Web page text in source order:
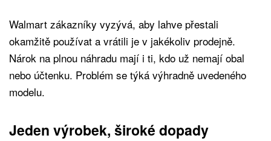
Walmart zákazníky vyzývá, aby lahve přestali
okamžitě používat a vrátili je v jakékoliv prodejně.
Nárok na plnou náhradu mají i ti, kdo už nemají obal
nebo účtenku. Problém se týká výhradně uvedeného
modelu.
Jeden výrobek, široké dopady